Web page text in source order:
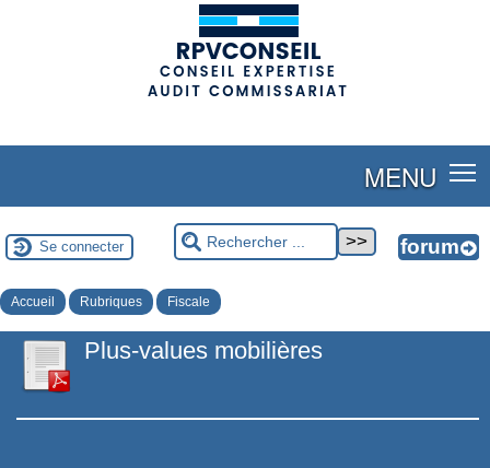
MENU
Se connecter
Accueil Rubriques Fiscale
Plus-values mobilières